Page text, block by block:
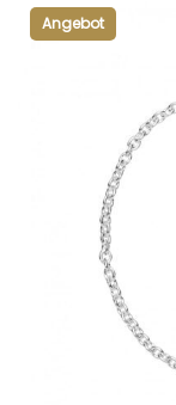
Angebot